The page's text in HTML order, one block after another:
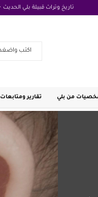
تاريخ وتراث قبيلة بلي الحديث
من بلي تقارير ومتابعات